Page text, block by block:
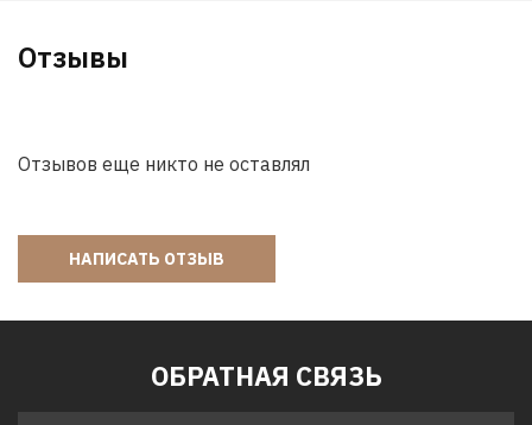
Отзывы
Отзывов еще никто не оставлял
НАПИСАТЬ ОТЗЫВ
ОБРАТНАЯ СВЯЗЬ